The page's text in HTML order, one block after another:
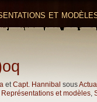
et
etCapt. Hannibal sous
Représentations et modèles,